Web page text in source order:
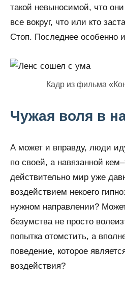
такой невыносимой, что
все вокруг, что или кто
Стоп. Последнее особенно
Кадр из фильма
Чужая воля в
А может и вправду, люди
по своей, а навязанной
действительно мир уже
воздействием некоего
нужном направлении?
безумства не просто
попытка отомстить, а
поведение, которое
воздействия?